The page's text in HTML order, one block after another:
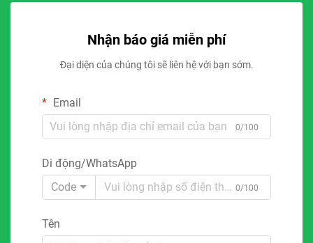
Nhận báo giá miễn phí
Đại diện của chúng tôi sẽ liên hệ với bạn sớm.
Email
0/100
Di động/WhatsApp
Code
0/100
Tên